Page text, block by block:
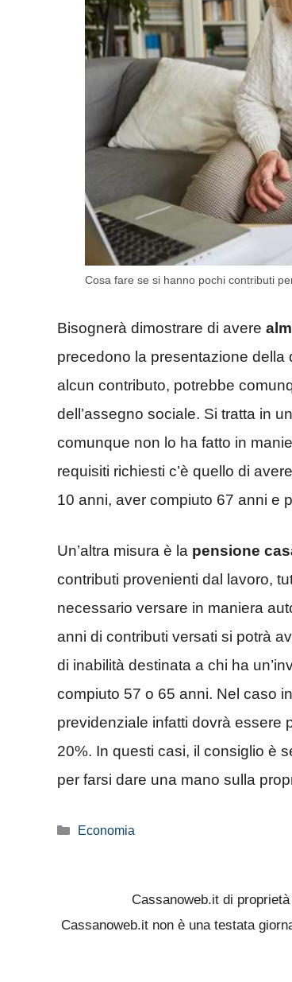
Cosa fare se si hanno pochi contributi
Bisognerà dimostrare di avere
precedono la presentazione
alcun contributo, potrebbe
dell’assegno sociale. Si tratta in
comunque non lo ha fatto in
requisiti richiesti c’è quello di
10 anni, aver compiuto 67 anni e
Un’altra misura è la pensione
contributi provenienti dal lavoro,
necessario versare in maniera
anni di contributi versati si potrà
di inabilità destinata a chi ha
compiuto 57 o 65 anni. Nel caso
previdenziale infatti dovrà essere
20%. In questi casi, il consiglio è
per farsi dare una mano sulla
Categorie
Economia
Cassanoweb.it di
Cassanoweb.it non è una testata